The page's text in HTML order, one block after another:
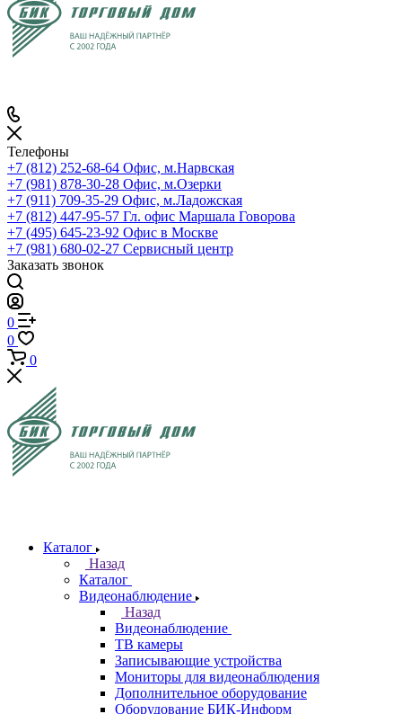
Телефоны
+7 (812) 252-68-64 Офис, м.Нарвская
+7 (981) 878-30-28 Офис, м.Озерки
+7 (911) 709-35-29 Офис, м.Ладожская
+7 (812) 447-95-57 Гл. офис Маршала Говорова
+7 (495) 645-23-92 Офис в Москве
+7 (981) 680-02-27 Сервисный центр
Заказать звонок
0
0
0
Каталог
Назад
Каталог
Видеонаблюдение
Назад
Видеонаблюдение
ТВ камеры
Записывающие устройства
Мониторы для видеонаблюдения
Дополнительное оборудование
Оборудование БИК-Информ